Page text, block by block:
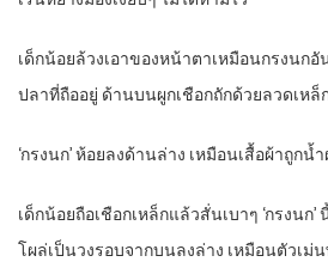
เด็กน้อยล้วงเอาของหน้าตาเหมือนกรงนก
ปลาที่ถืออยู่ ด้านบนผูกเชือกถักด้วยลวดเหล็
‘กรงนก’ ห้อยลงด้านล่าง เหมือนเสื้อผ้าถูกน้
เด็กน้อยถือเชือกเหล็กแล้วสั่นเบาๆ ‘กรงน
โผล่เป็นวงรอบจากบนลงล่าง เหมือนตัวเ